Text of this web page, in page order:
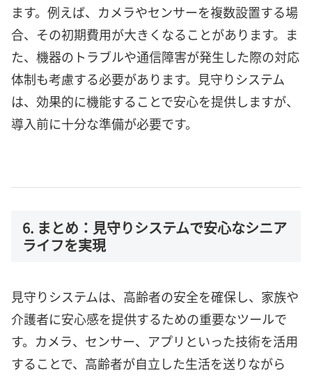
ます。例えば、カメラやセンサーを複数設置する場
合、その初期費用が大きくなることがあります。ま
た、機器のトラブルや通信障害が発生した際の対応
体制も考慮する必要があります。見守りシステム
は、効果的に機能することで安心を提供しますが、
導入前に十分な準備が必要です。
6. まとめ：見守りシステムで安心なシニア
ライフを実現
見守りシステムは、高齢者の安全を確保し、家族や
介護者に安心感を提供するための重要なツールで
す。カメラ、センサー、アプリといった技術を活用
することで、高齢者が自立した生活を送りながら